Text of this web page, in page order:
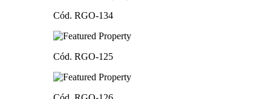
Cód. RGO-134
Cód. RGO-125